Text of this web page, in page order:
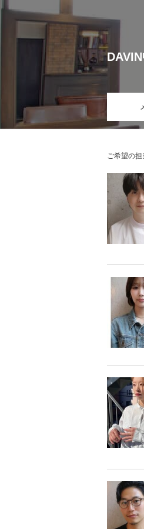
ご希望の